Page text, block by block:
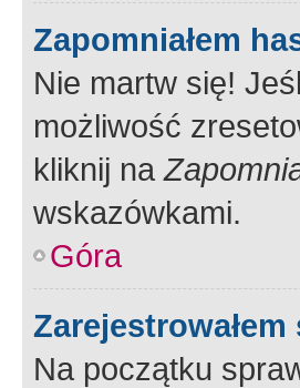
Zapomniałem
Nie martw się!
możliwość
kliknij na
wskazówkami.
Góra
Na początku